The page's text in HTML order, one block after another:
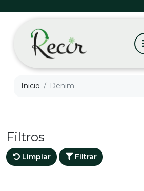
Inicio Denim
Filtros
Limpiar Filtrar